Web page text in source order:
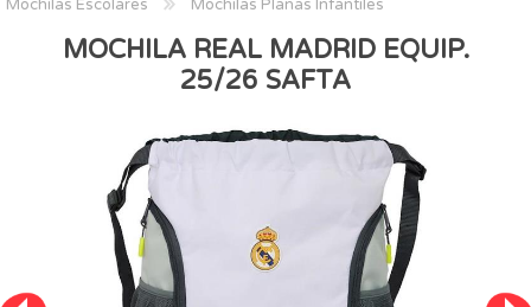
Mochilas Escolares
Mochilas Planas Infantiles
MOCHILA REAL MADRID EQUIP.
25/26 SAFTA